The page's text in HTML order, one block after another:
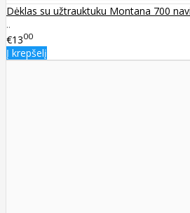
Dėklas su užtrauktuku Montana 700
..
€1300
Į krepšelį